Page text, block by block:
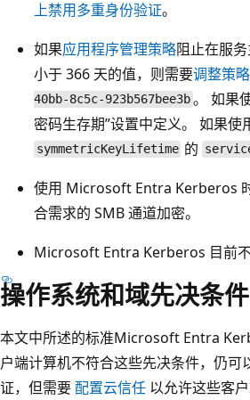
上禁用多重身份验证。
如果应用程序管理策略阻止在服
小于 366 天的值，则需要调整策略
40bb-8c5c-923b567bee3b。 如果
密码生存期”设置中定义。 如果使
symmetricKeyLifetime 的
使用 Microsoft Entra Kerberos
合需求的 SMB 通道加密。
Microsoft Entra Kerberos 目前不
操作系统和域先决条件
本文中所述的标准Microsoft Entra
户端计算机不符合这些先决条件，仍
证，但需要 配置云信任 以允许这些客